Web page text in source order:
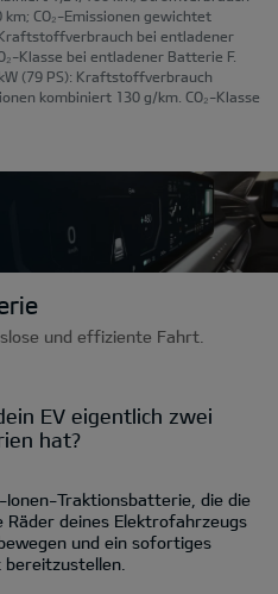
CO₂-Emissionen gewichtet
bei entladener
Klasse bei entladener Batterie F.
(79 PS): Kraftstoffverbrauch
kombiniert 130 g/km. CO₂-Klasse
und effiziente Fahrt.
EV eigentlich zwei
hat?
Ionen-Traktionsbatterie, die die
deines Elektrofahrzeugs
und ein sofortiges